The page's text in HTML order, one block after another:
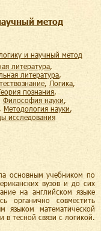
метод
логику и научный метод
литература,
литература,
, логика,
теория познания,
философия науки,
, методология науки,
исследования
основным учебником по
вузов и до сих
на английском языке
органично совместить
языком математической
в тесной связи с логикой.